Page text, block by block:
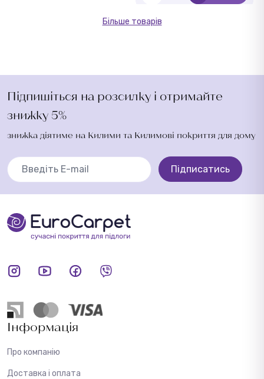
Більше товарів
Підпишіться на розсилку і отримайте
знижку 5%
знижка діятиме на Килими та Килимові покриття для дому
Підписатись
Інформація
Про компанію
Доставка і оплата